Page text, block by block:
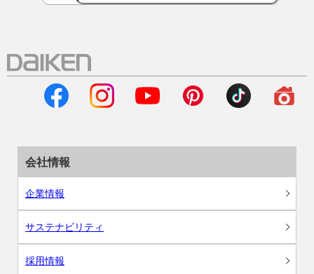
会社情報
企業情報
サステナビリティ
採用情報